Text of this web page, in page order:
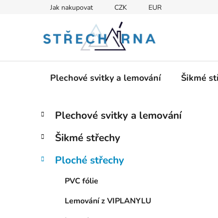
Jak nakupovat CZK EUR
Plechové svitky a lemování Šikmé
P
s
r
Přeskočit
kategorie
K
a
e
o
Plechové svitky a lemování
Šikmé střechy
Ploché střechy
PVC fólie
Lemování z VIPLANYLU